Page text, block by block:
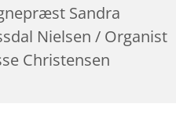
Sandra
Nielsen / Organist
Christensen